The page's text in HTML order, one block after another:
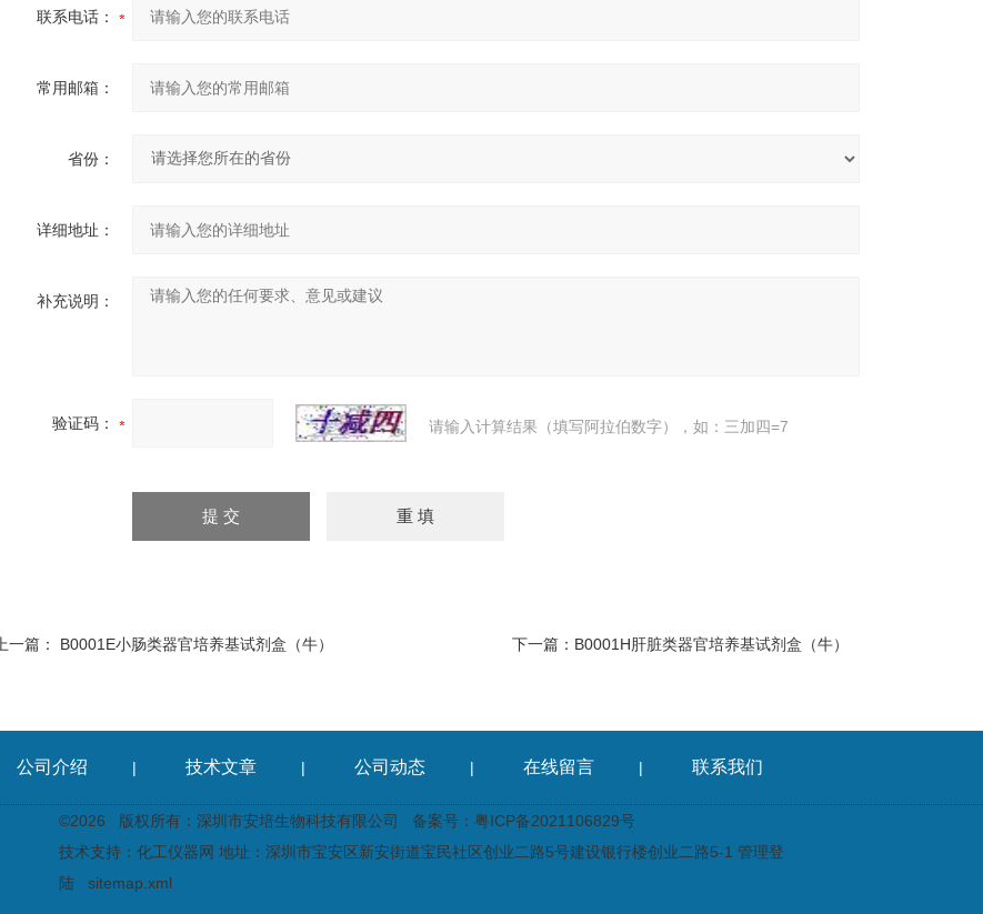
联系电话：
常用邮箱：
省份：
详细地址：
补充说明：
验证码： 请输入计算结果（填写阿拉伯数字），如：三加四=7
上一篇： B0001E小肠类器官培养基试剂盒（牛） 下一篇： B0001H肝脏类器官培养基试剂盒（牛）
公司介绍 | 技术文章 | 公司动态 | 在线留言 | 联系我们
©2026 版权所有：深圳市安培生物科技有限公司 备案号：粤ICP备2021106829号
技术支持： 化工仪器网 地址：深圳市宝安区新安街道宝民社区创业二路5号建设银行楼创业二路5-1 管理登
陆
sitemap.xml